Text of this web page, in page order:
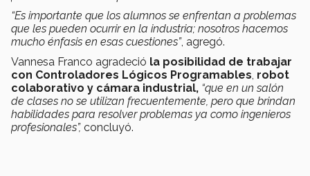
“Es importante que los alumnos se enfrentan a problemas
que les pueden ocurrir en la industria; nosotros hacemos
mucho énfasis en esas cuestiones”, agregó.
Vannesa Franco agradeció la posibilidad de trabajar
con Controladores Lógicos Programables robot
colaborativo y cámara industrial, “que en un salón
de clases no se utilizan frecuentemente, pero que brindan
habilidades para resolver problemas ya como ingenieros
profesionales”, concluyó.